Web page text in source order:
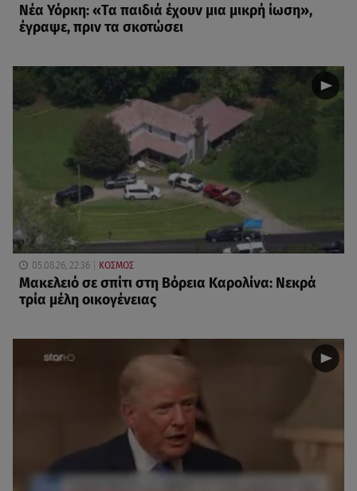
Νέα Υόρκη: «Τα παιδιά έχουν μια μικρή ίωση»,
έγραψε, πριν τα σκοτώσει
05.08.26, 22:36 ΚΟΣΜΟΣ
Μακελειό σε σπίτι στη Βόρεια Καρολίνα: Νεκρά
τρία μέλη οικογένειας